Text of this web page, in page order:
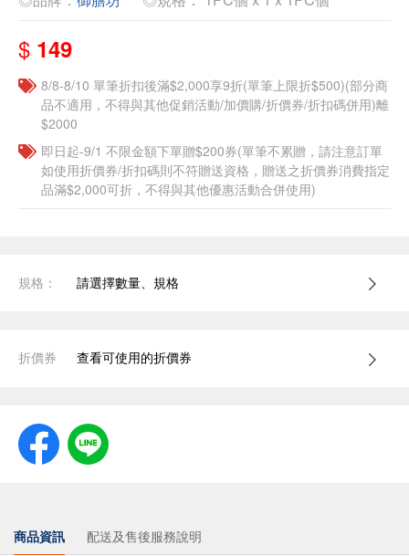
$ 149
8/8-8/10 單筆折扣後滿$2,000享9折(單筆上限折$500)(部分商
品不適用，不得與其他促銷活動/加價購/折價券/折扣碼併用)離
$2000
即日起-9/1 不限金額下單贈$200券(單筆不累贈，請注意訂單
如使用折價券/折扣碼則不符贈送資格，贈送之折價券消費指定
品滿$2,000可折，不得與其他優惠活動合併使用)
規格： 請選擇數量、規格
折價券 查看可使用的折價券
商品資訊 配送及售後服務說明